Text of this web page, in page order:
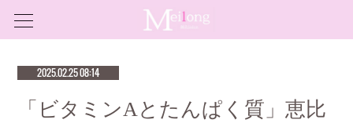
2025.02.25 08:14
「ビタミンAとたんぱく質」恵比